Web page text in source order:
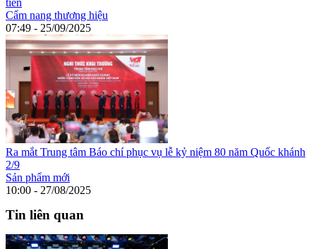
Cẩm nang thương hiệu
07:49 - 25/09/2025
Ra mắt Trung tâm Báo chí phục vụ lễ kỷ niệm 80 năm Quốc khánh
2/9
Sản phẩm mới
10:00 - 27/08/2025
Tin liên quan